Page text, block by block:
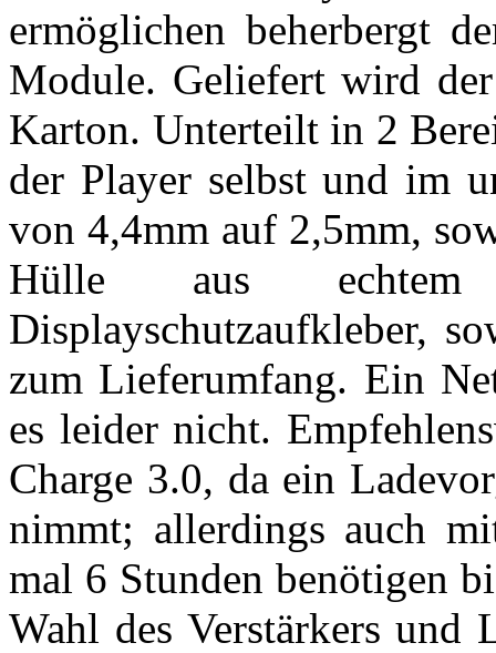
ermöglichen beherbergt
Module. Geliefert wird
Karton. Unterteilt in 2
der Player selbst und im
von 4,4mm auf 2,5mm,
Hülle aus
Displayschutzaufkleber,
zum Lieferumfang. Ein
es leider nicht.
Charge 3.0, da ein
nimmt; allerdings auch
mal 6 Stunden benötigen
Wahl des Verstärkers und